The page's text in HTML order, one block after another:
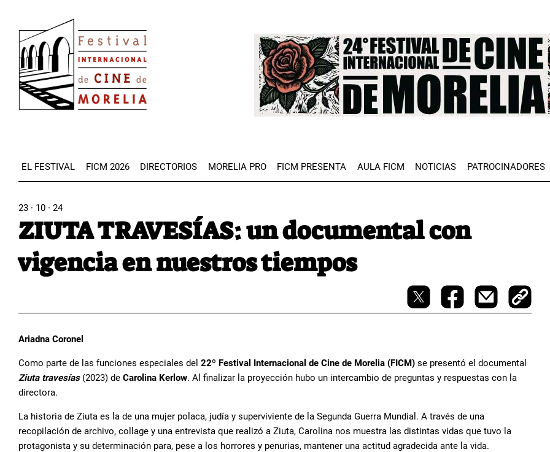
contenido
principal
Image
EL FESTIVAL FICM 2026 DIRECTORIOS MORELIA PRO FICM PRESENTA AULA FICM NOTICIAS PATROCINADORES
23 · 10 · 24
ZIUTA TRAVESÍAS: un documental con
vigencia en nuestros tiempos
Ariadna Coronel
Como parte de las funciones especiales del 22º Festival Internacional de Cine de Morelia (FICM) se presentó el documental
Ziuta travesías(2023) de Carolina Kerlow. Al finalizar la proyección hubo un intercambio de preguntas y respuestas con la
directora.
La historia de Ziuta es la de una mujer polaca, judía y superviviente de la Segunda Guerra Mundial. A través de una
recopilación de archivo, collage y una entrevista que realizó a Ziuta, Carolina nos muestra las distintas vidas que tuvo la
protagonista y su determinación para, pese a los horrores y penurias, mantener una actitud agradecida ante la vida.